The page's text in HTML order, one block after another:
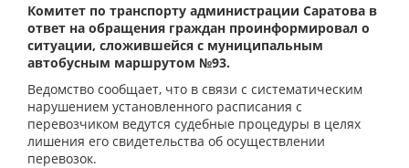
Комитет по транспорту администрации Саратова в
ответ на обращения граждан проинформировал о
ситуации, сложившейся с муниципальным
автобусным маршрутом №93.
Ведомство сообщает, что в связи с систематическим
нарушением установленного расписания с
перевозчиком ведутся судебные процедуры в целях
лишения его свидетельства об осуществлении
перевозок.